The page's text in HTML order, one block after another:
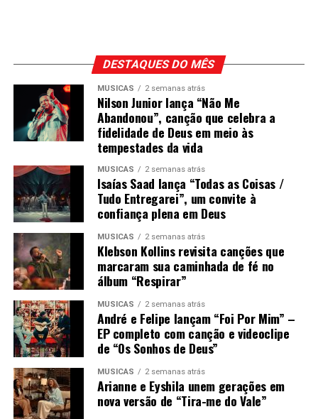
DESTAQUES DO MÊS
MÚSICAS 2 semanas atrás
Nilson Junior lança “Não Me
Abandonou”, canção que celebra a
fidelidade de Deus em meio às
tempestades da vida
MÚSICAS 2 semanas atrás
Isaías Saad lança “Todas as Coisas /
Tudo Entregarei”, um convite à
confiança plena em Deus
MÚSICAS 2 semanas atrás
Klebson Kollins revisita canções que
marcaram sua caminhada de fé no
álbum “Respirar”
MÚSICAS 2 semanas atrás
André e Felipe lançam “Foi Por Mim” –
EP completo com canção e videoclipe
de “Os Sonhos de Deus”
MÚSICAS 2 semanas atrás
Arianne e Eyshila unem gerações em
nova versão de “Tira-me do Vale”